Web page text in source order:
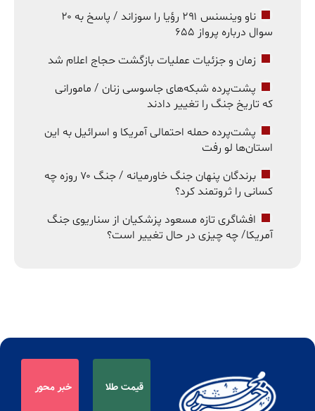
ناو وینسنس ۲۹۱ رؤیا را سوزاند / پاسخ به ۲۰
سوال درباره پرواز ۶۵۵
زمان و جزئیات عملیات بازگشت حجاج اعلام شد
پشت‌پرده شبکه‌های جاسوسی زنان / مامورانی
که تاریخ جنگ را تغییر دادند
پشت‌پرده حمله احتمالی آمریکا و اسرائیل به این
استان‌ها لو رفت
برندگان پنهان جنگ خاورمیانه / جنگ ۷۰ روزه چه
کسانی را ثروتمند کرد؟
افشاگری تازه مسعود پزشکیان از سناریوی جنگ
آمریکا/ چه چیزی در حال تغییر است؟
قیمت طلا خبر محور